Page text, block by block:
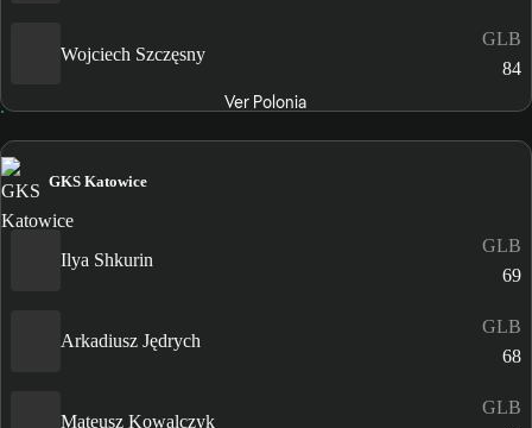
Wojciech Szczęsny
GLB
84
Ver Polonia
GKS Katowice
Ilya Shkurin
GLB
69
Arkadiusz Jędrych
GLB
68
Mateusz Kowalczyk
GLB